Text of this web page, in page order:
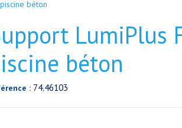
béton
LumiPlus
béton
: 74.46103